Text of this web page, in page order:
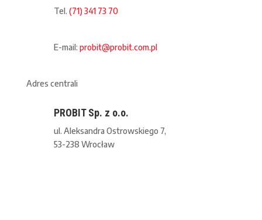
Tel. (71) 341 73 70
E-mail: probit@probit.com.pl
Adres centrali
PROBIT Sp. z o.o.
ul. Aleksandra Ostrowskiego 7,
53-238 Wrocław